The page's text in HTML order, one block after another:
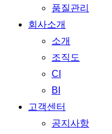
품질관리
회사소개
소개
조직도
CI
BI
고객센터
공지사항